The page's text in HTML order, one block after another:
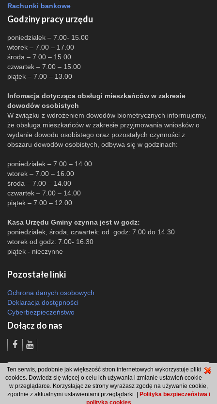
Rachunki bankowe
Godziny pracy urzędu
poniedziałek – 7.00- 15.00
wtorek – 7.00 – 17.00
środa – 7.00 – 15.00
czwartek – 7.00 – 15.00
piątek – 7.00 – 13.00
Infomacja dotycząca obsługi mieszkańców w zakresie
dowodów osobistych
W związku z wdrożeniem dowodów biometrycznych informujemy,
że obsługa mieszkańców w zakresie przyjmowania wniosków o
wydanie dowodu osobistego oraz pozostałych czynności z
obszaru dowodów osobistych, odbywa się w godzinach:
poniedziałek – 7.00 – 14.00
wtorek – 7.00 – 16.00
środa – 7.00 – 14.00
czwartek – 7.00 – 14.00
piątek – 7.00 – 12.00
Kasa Urzędu Gminy czynna jest w godz:
poniedziałek, środa, czwartek: od godz: 7.00 do 14.30
wtorek od godz: 7.00- 16.30
piątek - nieczynne
Pozostałe linki
Ochrona danych osobowych
Deklaracja dostępności
Cyberbezpieczeństwo
Dołącz do nas
Odsłon: 1111 | |Polityka bezpieczeństwa i polityka cookies |Redakcja|2007 -
2026 © Gmina Brzeszcze
projekt: Wdesk
Ten serwis, podobnie jak większość stron internetowych wykorzystuje pliki
cookies. Dowiedz się więcej o celu ich używania i zmianie ustawień cookie
w przeglądarce. Korzystając ze strony wyrażasz zgodę na używanie cookie,
zgodnie z aktualnymi ustawieniami przeglądarki. |
Polityka bezpieczeństwa i
polityka cookies